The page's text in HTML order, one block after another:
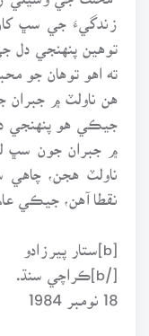
زندگيءَ جي سڀ
توهين پنهنجي دل
ته اهو توهان جو
هن ناولٽ ۾ جبران
جيڪي هو پنهنجي
۾ جبران جون سڀ
ناولٽ هجن، چاهي
نقطا آهن، جيڪي
[b]ستار پيرزادو
[/b]ڪراچي سنڌ.
18 نومبر 1984